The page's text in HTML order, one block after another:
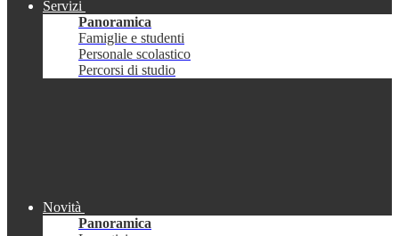
Servizi
Panoramica
Famiglie e studenti
Personale scolastico
Percorsi di studio
Novità
Panoramica